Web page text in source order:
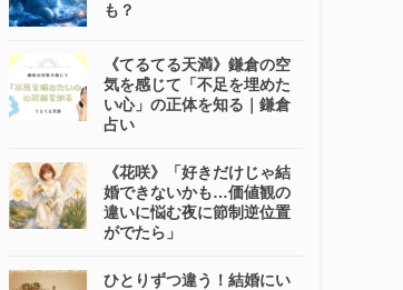
も？
《てるてる天満》鎌倉の空
気を感じて「不足を埋めた
い心」の正体を知る｜鎌倉
占い
《花咲》「好きだけじゃ結
婚できないかも…価値観の
違いに悩む夜に節制逆位置
がでたら」
ひとりずつ違う！結婚にい